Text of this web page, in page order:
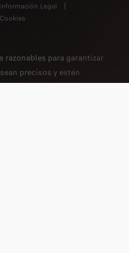
Información Legal
razonables para garantizar
precisos y estén
responsabilidad por